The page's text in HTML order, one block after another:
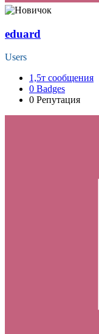
eduard
Users
1,5т сообщения
0 Badges
0 Репутация